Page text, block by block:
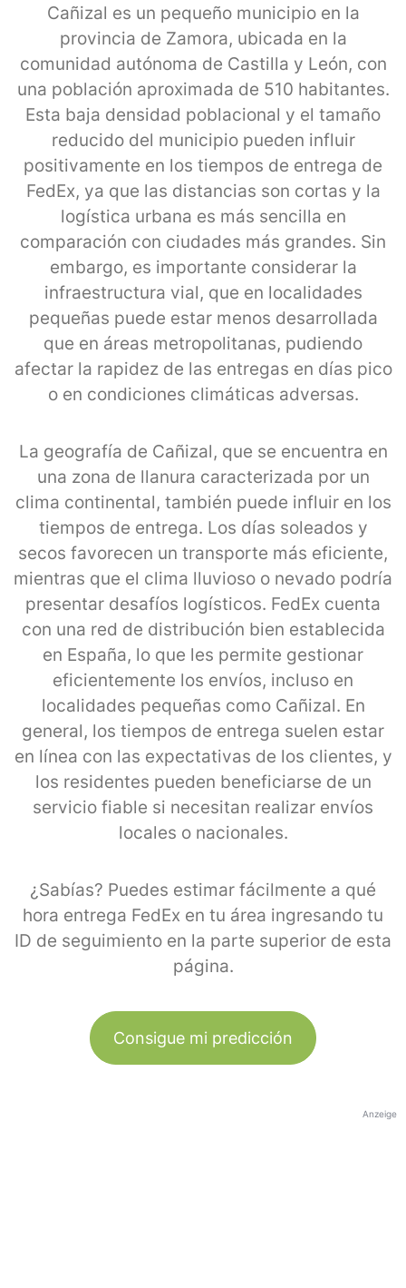
Cañizal es un pequeño municipio en la
provincia de Zamora, ubicada en la
comunidad autónoma de Castilla y León, con
una población aproximada de 510 habitantes.
Esta baja densidad poblacional y el tamaño
reducido del municipio pueden influir
positivamente en los tiempos de entrega de
FedEx, ya que las distancias son cortas y la
logística urbana es más sencilla en
comparación con ciudades más grandes. Sin
embargo, es importante considerar la
infraestructura vial, que en localidades
pequeñas puede estar menos desarrollada
que en áreas metropolitanas, pudiendo
afectar la rapidez de las entregas en días pico
o en condiciones climáticas adversas.
La geografía de Cañizal, que se encuentra en
una zona de llanura caracterizada por un
clima continental, también puede influir en los
tiempos de entrega. Los días soleados y
secos favorecen un transporte más eficiente,
mientras que el clima lluvioso o nevado podría
presentar desafíos logísticos. FedEx cuenta
con una red de distribución bien establecida
en España, lo que les permite gestionar
eficientemente los envíos, incluso en
localidades pequeñas como Cañizal. En
general, los tiempos de entrega suelen estar
en línea con las expectativas de los clientes, y
los residentes pueden beneficiarse de un
servicio fiable si necesitan realizar envíos
locales o nacionales.
¿Sabías? Puedes estimar fácilmente a qué
hora entrega FedEx en tu área ingresando tu
ID de seguimiento en la parte superior de esta
página.
Consigue mi predicción
Anzeige